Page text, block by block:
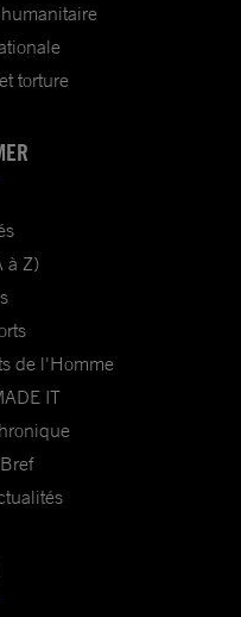
torture
à Z)
de l'Homme
IT